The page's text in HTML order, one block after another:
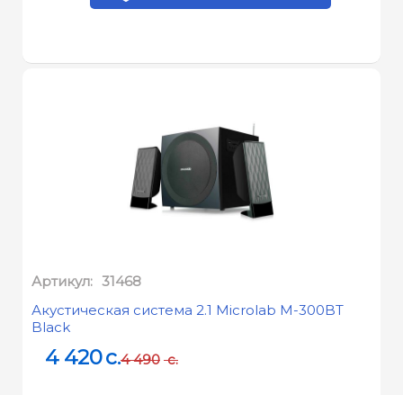
Артикул: 31468
Акустическая система 2.1 Microlab M-300BT
Black
4 420c.4 490 c.